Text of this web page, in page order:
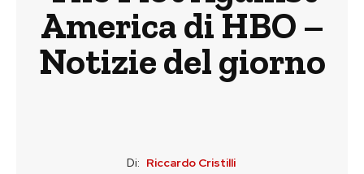
America di HBO –
Notizie del giorno
Di: Riccardo Cristilli